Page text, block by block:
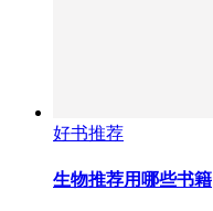
好书推荐
生物推荐用哪些书籍